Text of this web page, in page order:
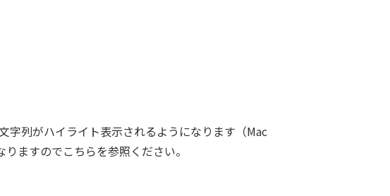
字列がハイライト表示されるようになります（Mac
ますのでこちらを参照ください。